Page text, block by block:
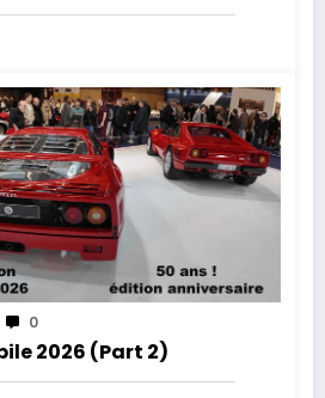
0
2026 (Part 2)